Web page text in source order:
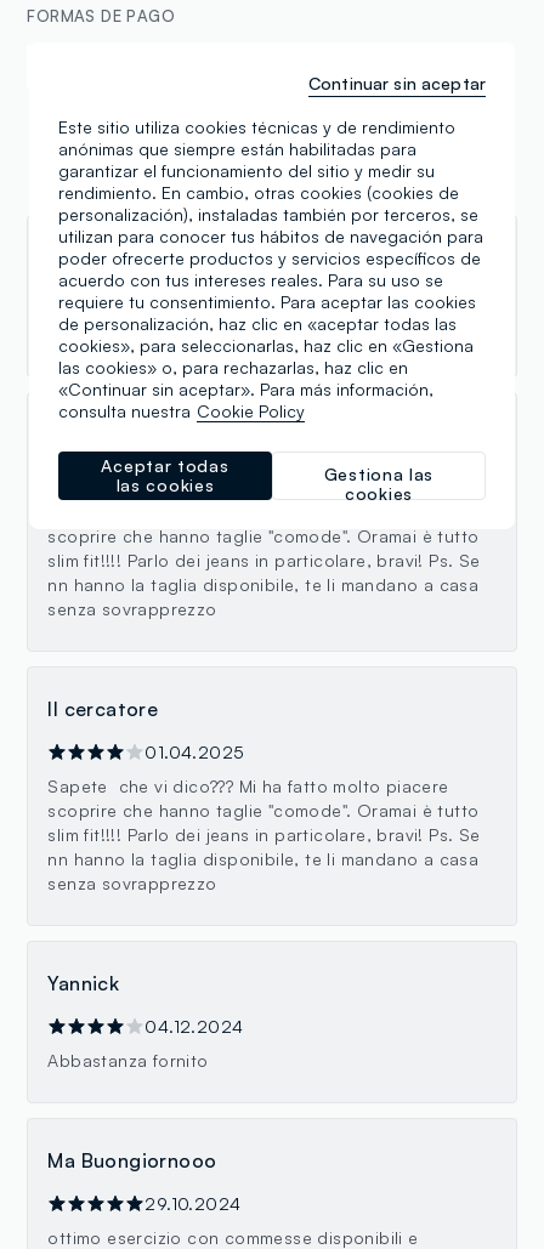
FORMAS DE PAGO
Reseñas
El Mostafa el Fadli
01.06.2026
Top
01.04.2025
scoprire che hanno taglie "comode". Oramai è tutto
slim fit!!!! Parlo dei jeans in particolare, bravi! Ps. Se
nn hanno la taglia disponibile, te li mandano a casa
senza sovrapprezzo
Il cercatore
01.04.2025
Sapete che vi dico??? Mi ha fatto molto piacere
scoprire che hanno taglie "comode". Oramai è tutto
slim fit!!!! Parlo dei jeans in particolare, bravi! Ps. Se
nn hanno la taglia disponibile, te li mandano a casa
senza sovrapprezzo
Yannick
04.12.2024
Abbastanza fornito
Ma Buongiornooo
29.10.2024
ottimo esercizio con commesse disponibili e
Este sitio utiliza cookies técnicas y de rendimiento
anónimas que siempre están habilitadas para
garantizar el funcionamiento del sitio y medir su
rendimiento. En cambio, otras cookies (cookies de
personalización), instaladas también por terceros, se
utilizan para conocer tus hábitos de navegación para
poder ofrecerte productos y servicios específicos de
acuerdo con tus intereses reales. Para su uso se
requiere tu consentimiento. Para aceptar las cookies
de personalización, haz clic en «aceptar todas las
cookies», para seleccionarlas, haz clic en «Gestiona
las cookies» o, para rechazarlas, haz clic en
«Continuar sin aceptar». Para más información,
consulta nuestra Cookie Policy
Gestiona las
cookies
Aceptar todas
las cookies
Continuar sin aceptar